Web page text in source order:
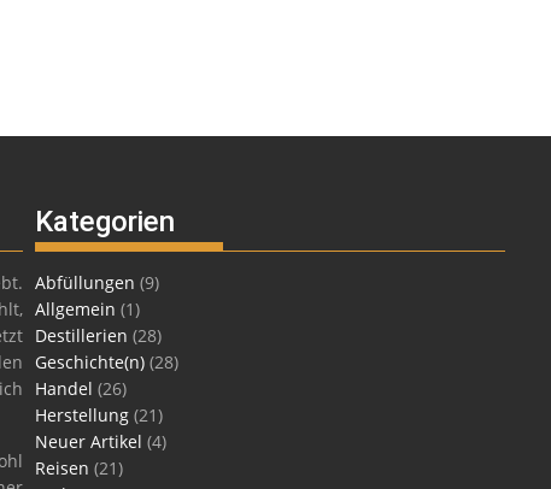
Kategorien
Abfüllungen (9)
Allgemein (1)
Destillerien (28)
Geschichte(n)(28)
Handel (26)
Herstellung(21)
Neuer Artikel (4)
Reisen (21)